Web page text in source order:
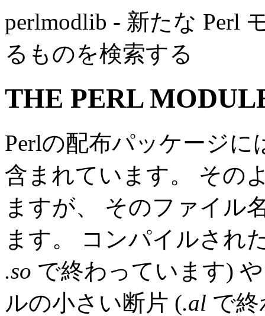
perlmodlib - 新たな Perl
るものを検索する
THE PERL
Perlの配布パッケージ
含まれています。 その
ますが、 そのファイル
ます。 コンパイルされ
.so で終わっています)
ルの小さい断片 (.al で